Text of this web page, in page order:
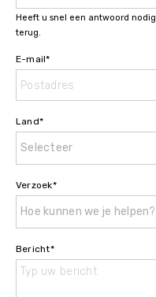
Heeft u snel een antwoord
terug.
E-mail*
Land*
Selecteer
Verzoek*
Hoe kunnen we je helpen?
Bericht*